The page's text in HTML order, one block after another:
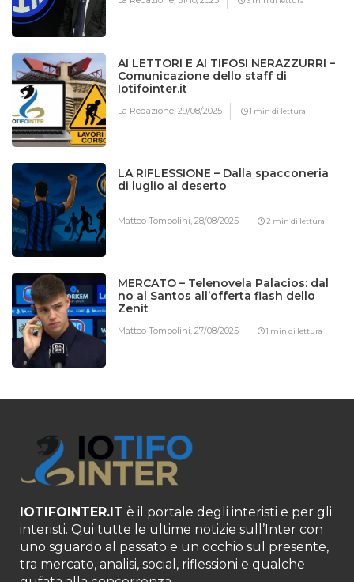
AI LETTORI E AI TIFOSI NERAZZURRI –
Comunicazione dello staff di
Iotifointer.it
La Redazione,29/08/2025 1 min di lettura
LA RIFLESSIONE – Dalla spacconeria
di luglio al deserto
Matteo Tombolini,28/08/2025 2 min di lettura
MERCATO – Telenovela Palacios: dal
no al Santos all’offerta flash dello
Zenit
Matteo Tombolini,27/08/2025 1 min di lettura
IOTIFOINTER.IT è il portale degli interisti e per gli
interisti. Qui tutte le ultime notizie sull’Inter con
uno sguardo al passato e un occhio sul presente,
tra mercato, analisi, social, riflessioni e qualche